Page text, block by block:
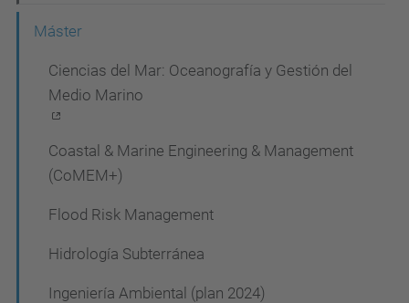
a
Máster
Ciencias del Mar: Oceanografía y Gestión del
Medio Marino
Coastal & Marine Engineering & Management
(CoMEM+)
Flood Risk Management
Hidrología Subterránea
Ingeniería Ambiental (plan 2024)